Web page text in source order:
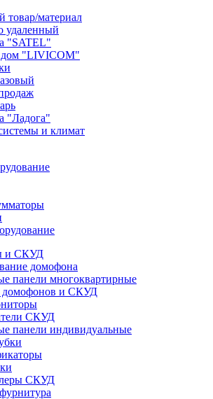
товар/материал
удаленный
"SATEL"
"LIVICOM"
"Ладога"
и климат
и СКУД
домофона
панели многоквартирные
домофонов и СКУД
СКУД
панели индивидуальные
СКУД